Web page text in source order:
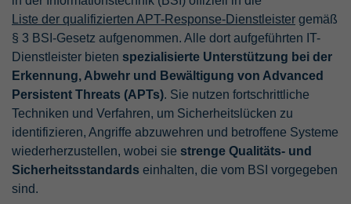
Liste der qualifizierten APT-Response-Dienstleister gemäß
§ 3 BSI-Gesetz aufgenommen. Alle dort aufgeführten IT-
Dienstleister bieten spezialisierte Unterstützung bei der
Erkennung, Abwehr und Bewältigung von Advanced
Persistent Threats (APTs). Sie nutzen fortschrittliche
Techniken und Verfahren, um Sicherheitslücken zu
identifizieren, Angriffe abzuwehren und betroffene Systeme
wiederherzustellen, wobei sie strenge Qualitäts- und
Sicherheitsstandards einhalten, die vom BSI vorgegeben
sind.